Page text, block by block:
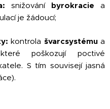
snižování byrokracie a
je žádoucí;
kontrola švarcsystémua
poškozují poctivé
S tím souvisejí jasná